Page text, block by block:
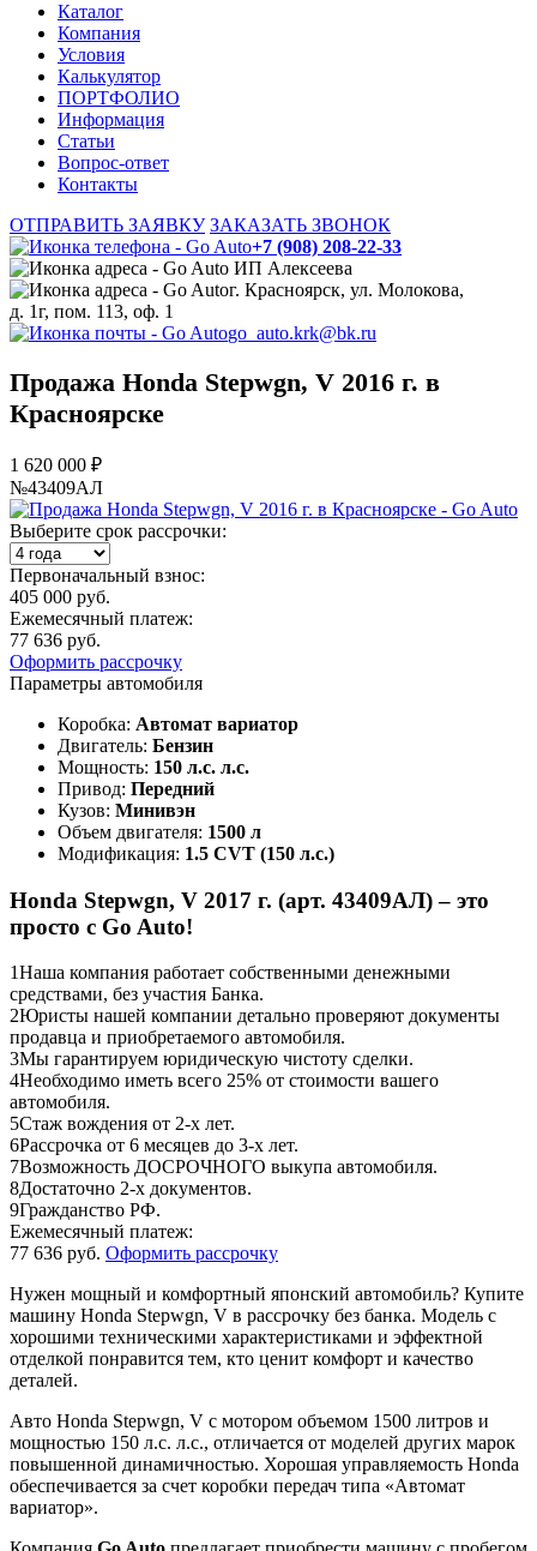
Каталог
Компания
Условия
Калькулятор
ПОРТФОЛИО
Информация
Статьи
Вопрос-ответ
Контакты
ОТПРАВИТЬ ЗАЯВКУ ЗАКАЗАТЬ ЗВОНОК
+7 (908) 208-22-33
ИП Алексеева
г. Красноярск, ул. Молокова,
д. 1г, пом. 113, оф. 1
go_auto.krk@bk.ru
Продажа Honda Stepwgn, V 2016 г. в
Красноярске
1 620 000 ₽
№43409АЛ
Выберите срок рассрочки:
Первоначальный взнос:
405 000 руб.
Ежемесячный платеж:
77 636 руб.
Оформить рассрочку
Параметры автомобиля
Коробка: Автомат вариатор
Двигатель: Бензин
Мощность: 150 л.с. л.с.
Привод: Передний
Кузов: Минивэн
Объем двигателя: 1500 л
Модификация: 1.5 CVT (150 л.с.)
Honda Stepwgn, V 2017 г. (арт. 43409АЛ) – это
просто с Go Auto!
1Наша компания работает собственными денежными
средствами, без участия Банка.
2Юристы нашей компании детально проверяют документы
продавца и приобретаемого автомобиля.
3Мы гарантируем юридическую чистоту сделки.
4Необходимо иметь всего 25% от стоимости вашего
автомобиля.
5Стаж вождения от 2-х лет.
6Рассрочка от 6 месяцев до 3-х лет.
7Возможность ДОСРОЧНОГО выкупа автомобиля.
8Достаточно 2-х документов.
9Гражданство РФ.
Ежемесячный платеж:
77 636 руб. Оформить рассрочку
Нужен мощный и комфортный японский автомобиль? Купите
машину Honda Stepwgn, V в рассрочку без банка. Модель с
хорошими техническими характеристиками и эффектной
отделкой понравится тем, кто ценит комфорт и качество
деталей.
Авто Honda Stepwgn, V с мотором объемом 1500 литров и
мощностью 150 л.с. л.с., отличается от моделей других марок
повышенной динамичностью. Хорошая управляемость Honda
обеспечивается за счет коробки передач типа «Автомат
вариатор».